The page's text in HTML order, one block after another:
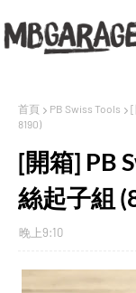
首頁 PB Swiss Tools
[
8190)
[開箱] PB
絲起子組
晚上9:10